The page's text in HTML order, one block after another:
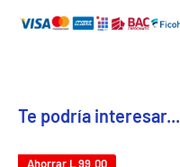
Te podría interesar...
Ahorrar L 99.00